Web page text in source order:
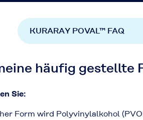
KURARAY POVAL™ FAQ
häufig gestellte
Sie:
Form wird Polyvinylalkohol